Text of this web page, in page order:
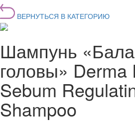
ВЕРНУТЬСЯ В КАТЕГОРИЮ
Шампунь
головы» Derma
Sebum
Shampoo